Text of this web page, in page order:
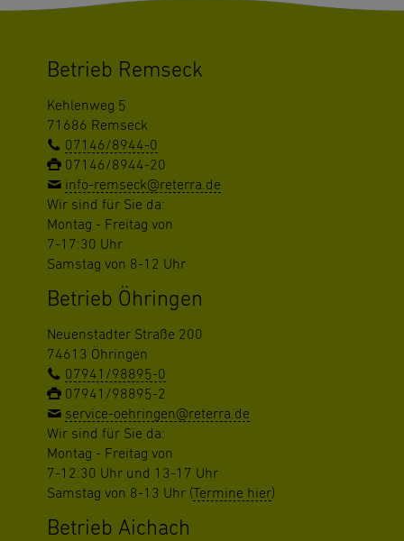
Betrieb Remseck
Kehlenweg 5
71686 Remseck
07146/8944-0
07146/8944-20
info-remseck@reterra.de
Wir sind für Sie da:
Montag - Freitag von
7-17:30 Uhr
Samstag von 8-12 Uhr
Betrieb Öhringen
Neuenstadter Straße 200
74613 Öhringen
07941/98895-0
07941/98895-2
service-oehringen@reterra.de
Wir sind für Sie da:
Montag - Freitag von
7-12:30 Uhr und 13-17 Uhr
Samstag von 8-13 Uhr (Termine hier)
Betrieb Aichach